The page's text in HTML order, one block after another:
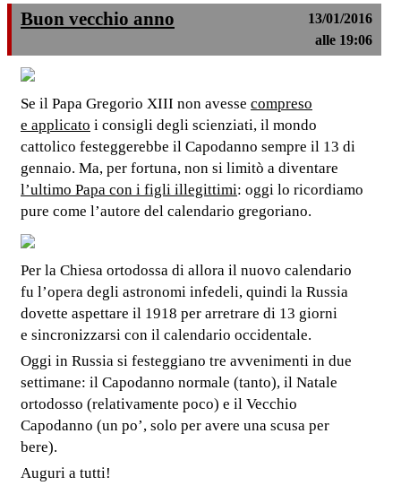
Buon vecchio anno
13/01/2016
alle 19:06
Se il Papa Gregorio XIII non avesse compreso
e applicato i consigli degli scienziati, il mondo
cattolico festeggerebbe il Capodanno sempre il 13 di
gennaio. Ma, per fortuna, non si limitò a diventare
l’ultimo Papa con i figli illegittimi: oggi lo ricordiamo
pure come l’autore del calendario gregoriano.
Per la Chiesa ortodossa di allora il nuovo calendario
fu l’opera degli astronomi infedeli, quindi la Russia
dovette aspettare il 1918 per arretrare di 13 giorni
e sincronizzarsi con il calendario occidentale.
Oggi in Russia si festeggiano tre avvenimenti in due
settimane: il Capodanno normale (tanto), il Natale
ortodosso (relativamente poco) e il Vecchio
Capodanno (un po’, solo per avere una scusa per
bere).
Auguri a tutti!